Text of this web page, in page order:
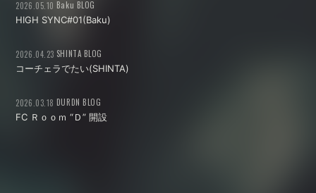
2026.05.10 Baku BLOG
HIGH SYNC#01(Baku)
2026.04.23 SHINTA BLOG
コーチェラでたい(SHINTA)
2026.03.18 DURDN BLOG
FC Ｒｏｏｍ “Ｄ” 開設